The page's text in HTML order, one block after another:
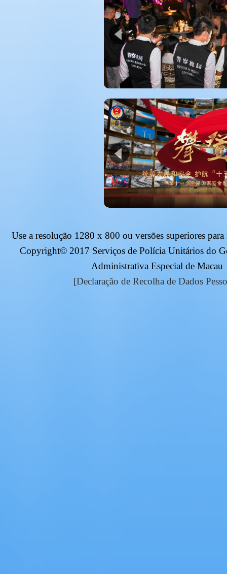
Use a resolução 1280 x 800 ou versões superiores
Copyright© 2017 Serviços de Polícia Unitários do
Administrativa Especial de Macau
[Declaração de Recolha de Dados